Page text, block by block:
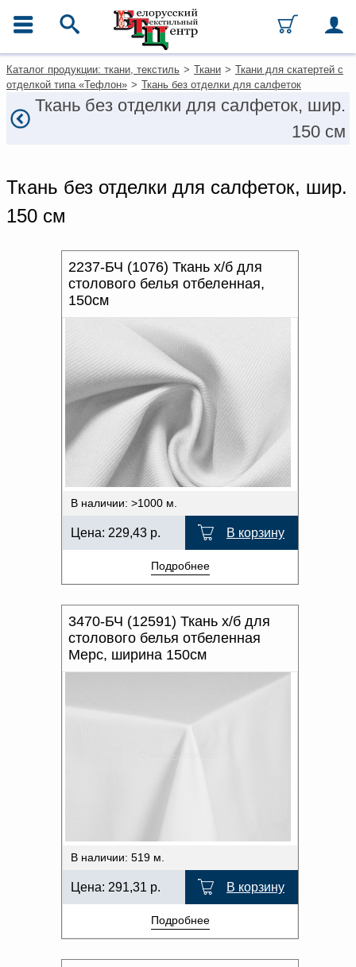
Контакты
Каталог
Ткани
Домашний текстиль
гостиниц
Текстильная галантерея и
фурнитура
Оплата и доставка
Как оформить заказ
Вакансии
Доверенность на
получение груза
Документы по работе с
персональными данными
Письмо руководителю
Вопросы и ответы
Новости | Статьи
Каталог продукции: ткани, текстиль > Ткани > Ткани для скатертей с
отделкой типа «Тефлон» > Ткань без отделки для салфеток
Ткань без отделки для салфеток, шир.
150 см
Ткань без отделки для салфеток, шир.
150 см
Очистить фильтры
Цена, руб
до
СОСТАВ
ПЛОТНОСТЬ, Г/М²
ШИРИНА, СМ
ВИД ОФОРМЛЕНИЯ
ОТДЕЛКА
ПРИМЕНЕНИЕ
ПРОИЗВОДИТЕЛЬ
ХАРАКТЕР РИСУНКА
ОТТЕНОК ЦВЕТА
2237-БЧ (1076) Ткань х/б для
столового белья отбеленная,
150см
В наличии: >1000 м.
Цена: 229,43 р. В корзину
Подробнее
3470-БЧ (12591) Ткань х/б для
столового белья отбеленная
Мерс, ширина 150см
В наличии: 519 м.
Цена: 291,31 р. В корзину
Подробнее
Добавить
в